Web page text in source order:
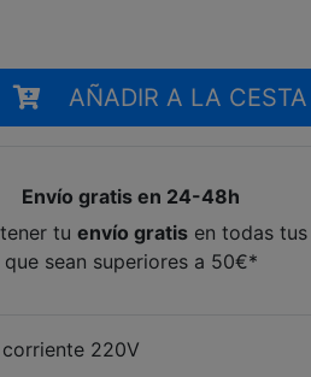
AÑADIR A LA CESTA
Envío gratis en 24-48h
tu envío gratisen todas tus
que sean superiores a 50€*
220V